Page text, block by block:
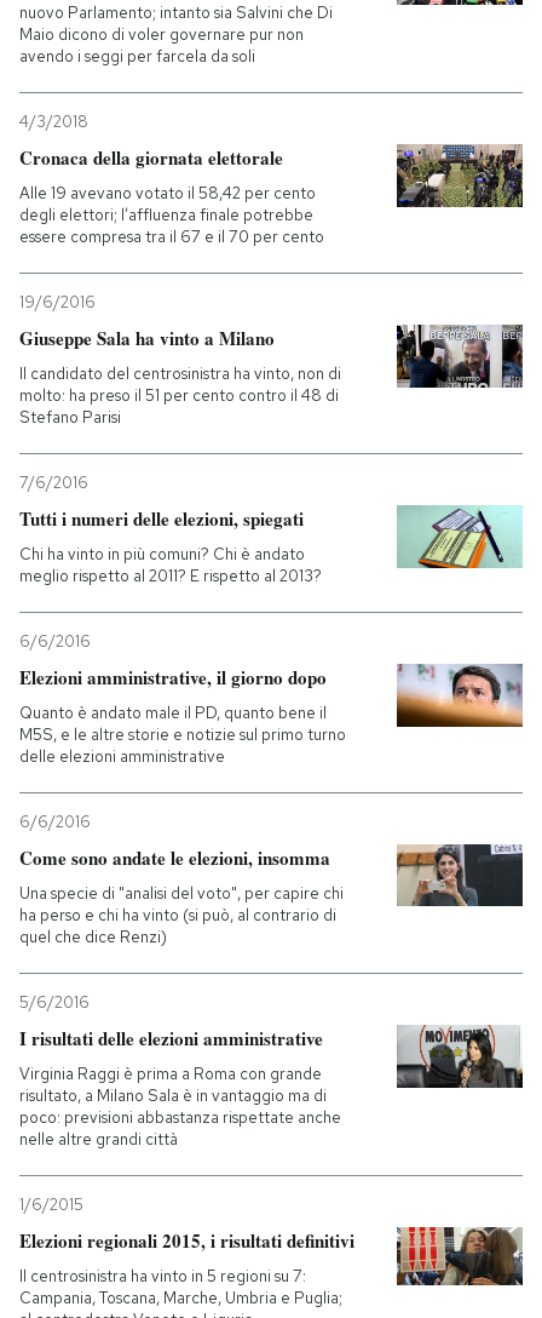
nuovo Parlamento; intanto sia Salvini che Di
Maio dicono di voler governare pur non
avendo i seggi per farcela da soli
4/3/2018
Cronaca della giornata elettorale
Alle 19 avevano votato il 58,42 per cento
degli elettori; l’affluenza finale potrebbe
essere compresa tra il 67 e il 70 per cento
19/6/2016
Giuseppe Sala ha vinto a Milano
Il candidato del centrosinistra ha vinto, non di
molto: ha preso il 51 per cento contro il 48 di
Stefano Parisi
7/6/2016
Tutti i numeri delle elezioni, spiegati
Chi ha vinto in più comuni? Chi è andato
meglio rispetto al 2011? E rispetto al 2013?
6/6/2016
Elezioni amministrative, il giorno dopo
Quanto è andato male il PD, quanto bene il
M5S, e le altre storie e notizie sul primo turno
delle elezioni amministrative
6/6/2016
Come sono andate le elezioni, insomma
Una specie di "analisi del voto", per capire chi
ha perso e chi ha vinto (si può, al contrario di
quel che dice Renzi)
5/6/2016
I risultati delle elezioni amministrative
Virginia Raggi è prima a Roma con grande
risultato, a Milano Sala è in vantaggio ma di
poco: previsioni abbastanza rispettate anche
nelle altre grandi città
1/6/2015
Elezioni regionali 2015, i risultati definitivi
Il centrosinistra ha vinto in 5 regioni su 7:
Campania, Toscana, Marche, Umbria e Puglia;